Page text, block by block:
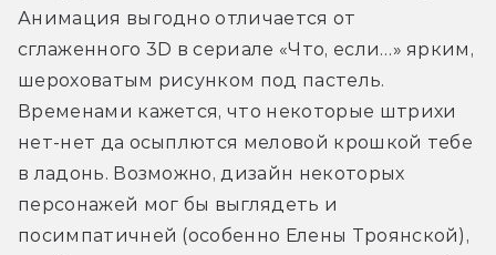
Анимация выгодно отличается от
сглаженного 3D в сериале «Что, если…» ярким,
шероховатым рисунком под пастель.
Временами кажется, что некоторые штрихи
нет-нет да осыплются меловой крошкой тебе
в ладонь. Возможно, дизайн некоторых
персонажей мог бы выглядеть и
посимпатичней (особенно Елены Троянской),